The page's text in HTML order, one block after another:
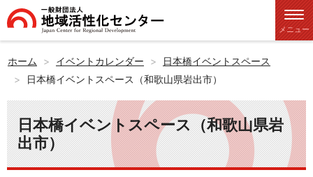
メニュー
ホーム イベントカレンダー
日本橋イベントスペース
日本橋イベントスペース（和歌山県岩出市）
日本橋イベントスペース（和歌山県岩
出市）